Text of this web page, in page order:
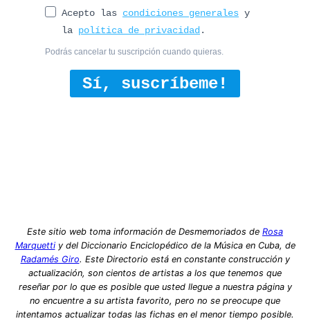
Acepto las condiciones generales y
la política de privacidad.
Podrás cancelar tu suscripción cuando quieras.
Sí, suscríbeme!
Este sitio web toma información de Desmemoriados de Rosa
Marquettiy del Diccionario Enciclopédico de la Música en Cuba, de
Radamés Giro. Este Directorio está en constante construcción y
actualización, son cientos de artistas a los que tenemos que
reseñar por lo que es posible que usted llegue a nuestra página y
no encuentre a su artista favorito, pero no se preocupe que
intentamos actualizar todas las fichas en el menor tiempo posible.